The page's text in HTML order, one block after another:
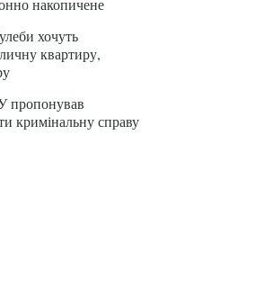
накопичене
хочуть
квартиру,
пропонував
кримінальну справу